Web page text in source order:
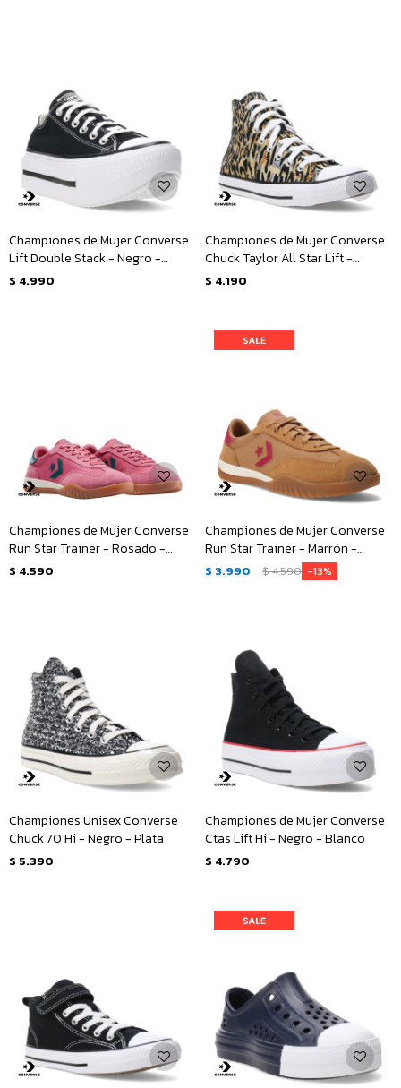
Championes de Mujer Converse
Lift Double Stack - Negro -
Blanco
$ 4.990
Championes de Mujer Converse
Chuck Taylor All Star Lift -
Animal Print
$ 4.190
Championes de Mujer Converse
Run Star Trainer - Rosado -
Verde
$ 4.590
Championes de Mujer Converse
Run Star Trainer - Marrón -
Rosado
$ 3.990 $4.590 13
Championes Unisex Converse
Chuck 70 Hi - Negro - Plata
$ 5.390
Championes de Mujer Converse
Ctas Lift Hi - Negro - Blanco
$ 4.790